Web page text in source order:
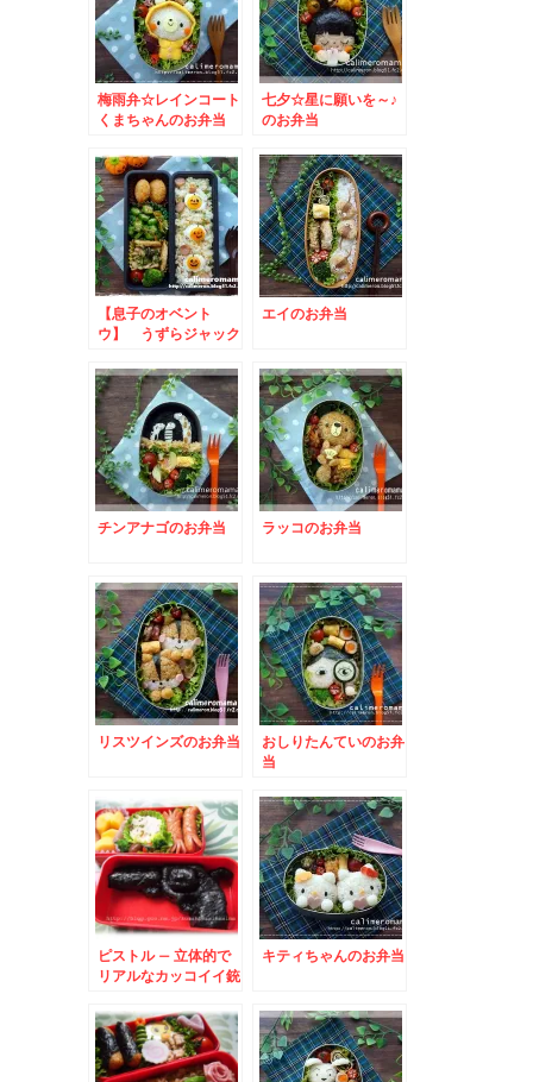
梅雨弁☆レインコート
くまちゃんのお弁当
七夕☆星に願いを～♪
のお弁当
【息子のオベント
ウ】 うずらジャック
エイのお弁当
チンアナゴのお弁当 ラッコのお弁当
リスツインズのお弁当
おしりたんていのお弁
当
ピストル – 立体的で
リアルなカッコイイ銃
キティちゃんのお弁当